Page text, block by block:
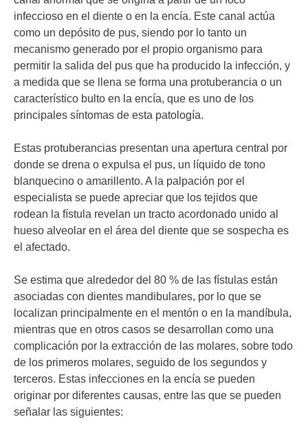
infeccioso en el diente o en la encía. Este canal actúa
como un depósito de pus, siendo por lo tanto un
mecanismo generado por el propio organismo para
permitir la salida del pus que ha producido la infección, y
a medida que se llena se forma una protuberancia o un
característico bulto en la encía, que es uno de los
principales síntomas de esta patología.
Estas protuberancias presentan una apertura central por
donde se drena o expulsa el pus, un líquido de tono
blanquecino o amarillento. A la palpación por el
especialista se puede apreciar que los tejidos que
rodean la fístula revelan un tracto acordonado unido al
hueso alveolar en el área del diente que se sospecha es
el afectado.
Se estima que alrededor del 80 % de las fístulas están
asociadas con dientes mandibulares, por lo que se
localizan principalmente en el mentón o en la mandíbula,
mientras que en otros casos se desarrollan como una
complicación por la extracción de las molares, sobre todo
de los primeros molares, seguido de los segundos y
terceros. Estas infecciones en la encía se pueden
originar por diferentes causas, entre las que se pueden
señalar las siguientes: